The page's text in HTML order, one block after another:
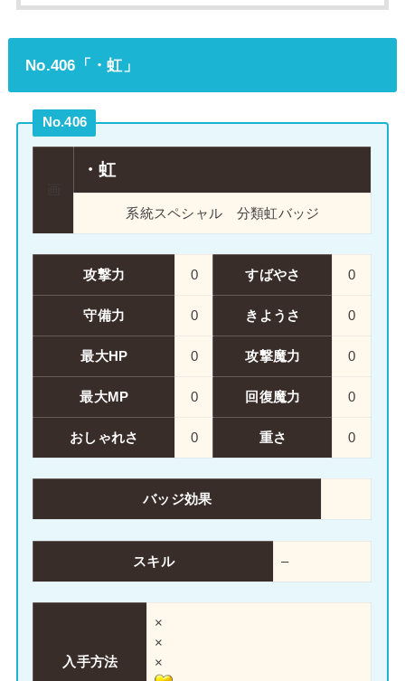
No.406「・虹」
No.406
・虹
系統スペシャル 分類虹バッジ
攻撃力 0 すばやさ 0
守備力 0 きようさ 0
最大HP 0 攻撃魔力 0
最大MP 0 回復魔力 0
おしゃれさ 0 重さ 0
バッジ効果
スキル –
入手方法
×
×
×